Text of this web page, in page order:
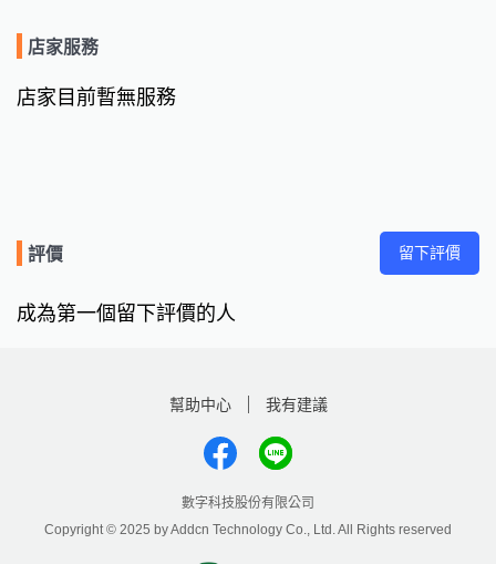
店家服務
店家目前暫無服務
評價 留下評價
成為第一個留下評價的人
幫助中心 我有建議
數字科技股份有限公司
Copyright © 2025 by Addcn Technology Co., Ltd. All Rights reserved